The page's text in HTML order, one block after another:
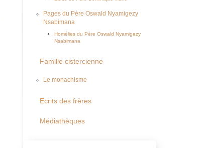
Pages du Père Oswald Nyamigezy
Nsabimana
Homélies du Père Oswald Nyamigezy
Nsabimana
Famille cistercienne
Le monachisme
Ecrits des frères
Médiathèques